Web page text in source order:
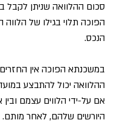
סכום ההלוואה שניתן
הפוכה תלוי בגילו של הלווה
הנכס.
במשכנתא הפוכה אין
ההלוואה יכול להתבצע
אם על-ידי הלווים עצמם ובין
היורשים שלהם, לאחר מותם.